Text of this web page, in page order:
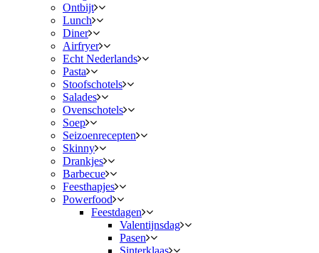
Ontbijt
Lunch
Diner
Airfryer
Echt Nederlands
Pasta
Stoofschotels
Salades
Ovenschotels
Soep
Seizoenrecepten
Skinny
Drankjes
Barbecue
Feesthapjes
Powerfood
Feestdagen
Valentijnsdag
Pasen